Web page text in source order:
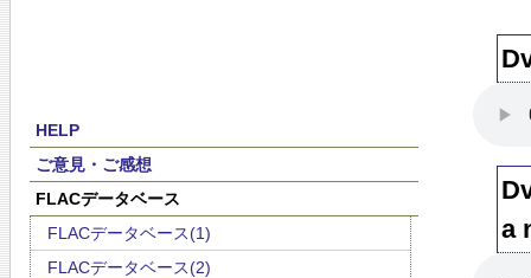
HELP
ご意見・ご感想
FLACデータベース
FLACデータベース(1)
FLACデータベース(2)
a